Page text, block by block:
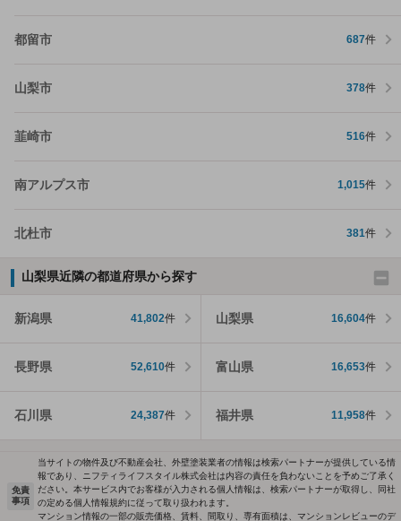
都留市 687件
山梨市 378件
韮崎市 516件
南アルプス市 1,015件
北杜市 381件
山梨県近隣の都道府県から探す
新潟県 41,802件 山梨県 16,604件
長野県 52,610件 富山県 16,653件
石川県 24,387件 福井県 11,958件
免責
事項
当サイトの物件及び不動産会社、外壁塗装業者の情報は検索パートナーが提供している情
報であり、ニフティライフスタイル株式会社は内容の責任を負わないことを予めご了承く
ださい。本サービス内でお客様が入力される個人情報は、検索パートナーが取得し、同社
の定める個人情報規約に従って取り扱われます。
マンション情報の一部の販売価格、賃料、間取り、専有面積は、マンションレビューのデ